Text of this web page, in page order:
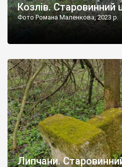
Козлів. Старовинний
Фото Романа Маленкова, 2023 р.
Липчани.